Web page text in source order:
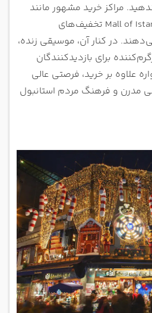
مراکز خرید مشهور مانند
Zorlu، IstinyePark و Mall of Istanbul تخفیف‌های
ارائه می‌دهند. در کنار آن، موسیقی زنده،
برای بازدیدکنندگان
علاوه بر خرید، فرصتی عالی
مدرن و فرهنگ مردم استانبول